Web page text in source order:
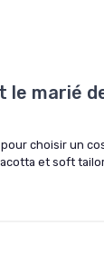
le marié
choisir un
et soft